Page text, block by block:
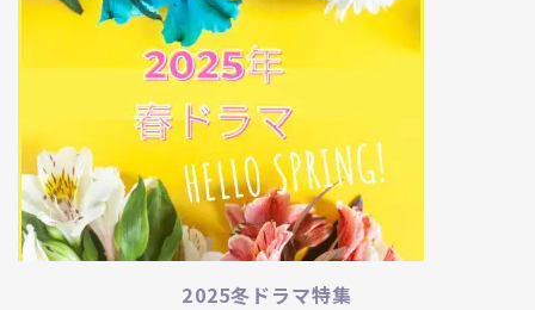
2025冬ドラマ特集